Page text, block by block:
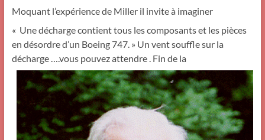
Moquant l’expérience de Miller il invite à imaginer
« Une décharge contient tous les composants et les pièces
en désordre d’un Boeing 747. » Un vent souffle sur la
décharge ….vous pouvez attendre . Fin de la